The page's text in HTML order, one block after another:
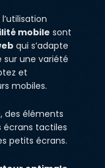
mobile sont
qui s’adapte
une variété
et
mobiles.
des éléments
tactiles
petits écrans.